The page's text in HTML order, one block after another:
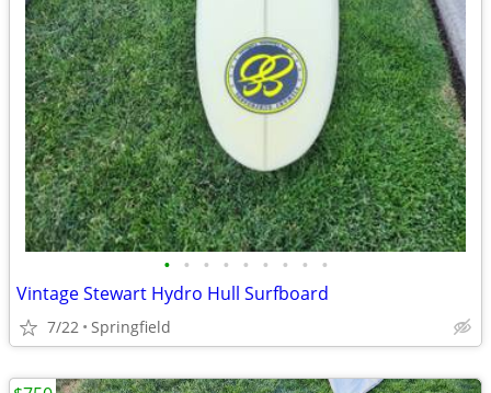
• • • • • • • • •
Vintage Stewart Hydro Hull Surfboard
7/22 Springfield